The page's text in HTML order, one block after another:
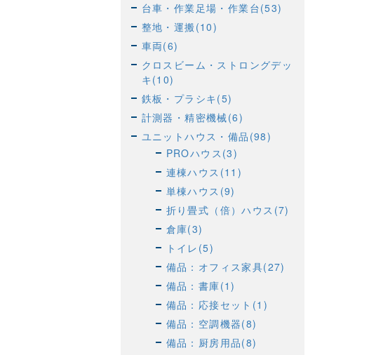
台車・作業足場・作業台(53)
整地・運搬(10)
車両(6)
クロスビーム・ストロングデッ
キ(10)
鉄板・プラシキ(5)
計測器・精密機械(6)
ユニットハウス・備品(98)
PROハウス(3)
連棟ハウス(11)
単棟ハウス(9)
折り畳式（倍）ハウス(7)
倉庫(3)
トイレ(5)
備品：オフィス家具(27)
備品：書庫(1)
備品：応接セット(1)
備品：空調機器(8)
備品：厨房用品(8)